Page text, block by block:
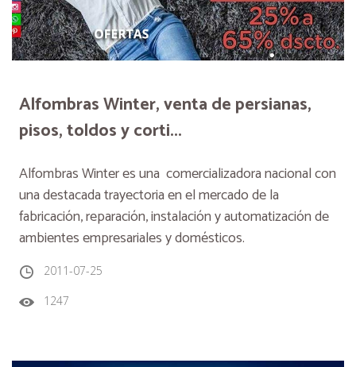
Alfombras Winter, venta de persianas,
pisos, toldos y corti...
Alfombras Winter es una comercializadora nacional con
una destacada trayectoria en el mercado de la
fabricación, reparación, instalación y automatización de
ambientes empresariales y domésticos.
2011-07-25
1247